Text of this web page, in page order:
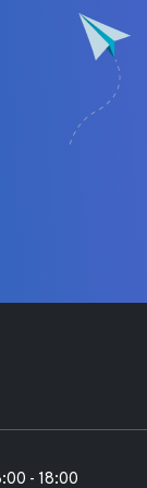
- 18:00